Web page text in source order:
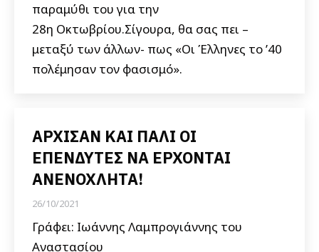
παραμύθι του για την
28η Οκτωβρίου.Σίγουρα, θα σας πει –
μεταξύ των άλλων- πως «Οι Έλληνες το ’40
πολέμησαν τον φασισμό».
AΡΧΙΣΑΝ ΚΑΙ ΠΑΛΙ ΟΙ
ΕΠΕΝΔΥΤΕΣ ΝΑ ΕΡΧΟΝΤΑΙ
ΑΝΕΝΟΧΛΗΤΑ!
26/10/2021
Γράφει: Ιωάννης Λαμπρογιάννης του
Αναστασίου